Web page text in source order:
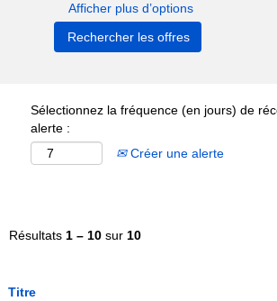
Afficher plus d’options
Sélectionnez la fréquence (en jours) de
alerte :
Créer une alerte
Résultats 1 – 10 sur 10
Titre